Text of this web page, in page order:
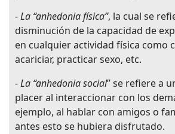
-La “anhedonia física”, la cual se
disminución de la capacidad de
en cualquier actividad física como
acariciar, practicar sexo, etc.
-La “anhedonia social” se refiere a
placer al interaccionar con los
ejemplo, al hablar con amigos o
antes esto se hubiera disfrutado.